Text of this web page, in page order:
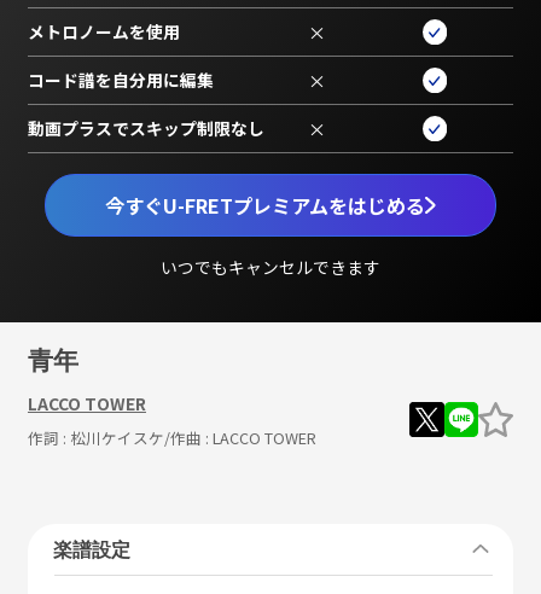
今すぐU-FRETプレミアムをはじめる
いつでもキャンセルできます
メトロノームを使用 ×
コード譜を自分用に編集 ×
動画プラスでスキップ制限なし ×
青年
LACCO TOWER
作詞 : 松川ケイスケ/作曲 : LACCO TOWER
楽譜設定